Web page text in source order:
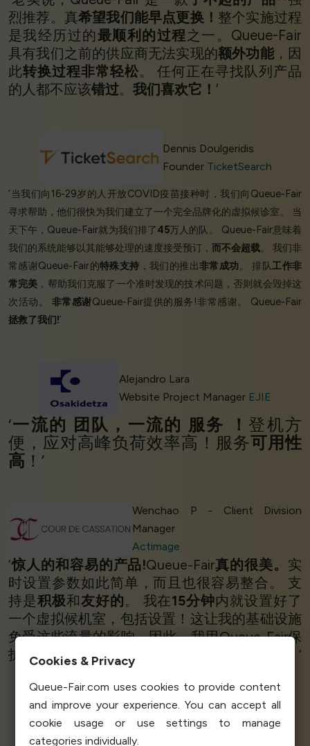
烈推荐。真希望我们能早点更换！ 整个实施过程
是我经历过的最顺利的过程 之一。Queue-Fair
具有我们之前的供应商无法实现的额外功能，因
此转换过程非常轻松。 任何正在寻找队列产品
的人都不应该错过。 我们喜欢它！ ’
Dennis Doulgeridis
Founder TicketSearch
‘当我们向16-29岁的人开放COVID疫苗接种时，我们向Queue-Fair
寻求帮助，他们很快为我们建立了一个完全品牌化的虚拟候诊室。 当
天下午，Queue-Fair就为我们排了45万人的队。 Queue-Fair意味着
我们的系统能够以其能够处理的速度接受预订， 而不会超载。 我们非
常感谢Queue-Fair的特殊支持 ，我们的推出非常成功。 排队工作非
常完美 ，帮助我们克服了一个准时发现的技术问题，否则就会毁掉这
次活动。 非常感谢Queue-Fair提供的服务!非常感谢。 Queue-Fair
拯救了我们!’
Alejandro Lara
Website Project Manager EJIE
‘一流的 团队，一流的 服务 ！ 登机方
便，应对高峰负荷效率高！服务可用性
高 ！’
Wenchao P - Client Division
Manager
Actimage
‘惊人的和容易的产品!Queue-Fair真的很美。 实
时设置参数如此简单，而且也很容易整合。 支
持是积极和友好的。 我在15分钟内就设置好了
一个虚拟候机室，包括设置！这让我的基础设施
免受这些流量的影响。因此，我用Queue-Fair保
护我的基础设施免受所有这些流量高峰的 影响。’
CTO
Cookies & Privacy
Queue-Fair.com uses cookies to provide content
and improve your experience. You can accept all
cookie usage or use settings to manage
categories individually.